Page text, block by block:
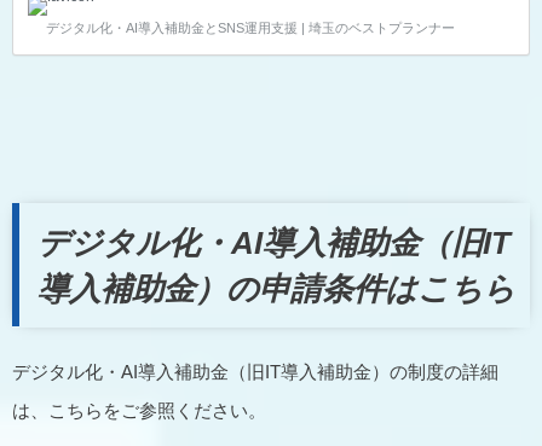
機能により生産性向上に寄与するソフトウェアです。
■汎用ツール 特定の業種や業務に限定されず、広い業
務に適用できるソフトウェア。表計算・ワープロ・簡
デジタル化・AI導入補助金とSNS運用支援 | 埼玉のベストプランナー
デジタル化・AI導入補助金（旧IT
導入補助金）の申請条件はこちら
デジタル化・AI導入補助金（旧IT導入補助金）の制度の詳細
は、こちらをご参照ください。